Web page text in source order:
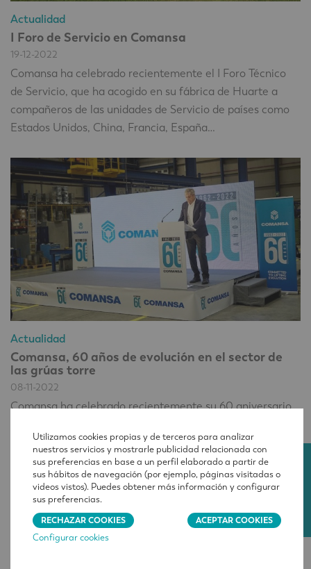
Actualidad
I Foro de Servicio en Comansa
19-12-2022
Comansa ha celebrado recientemente el I Foro Técnico
de Servicio, que ha acogido en su fábrica de Huarte a
compañeros de las unidades de Servicio de países como
Estados Unidos, China, Francia, España…
Actualidad
Comansa, 60 años de evolución en el sector de
las grúas torre
08-11-2022
Comansa ha celebrado recientemente su 60 aniversario
España como del extranjero.
Utilizamos cookies propias y de terceros para analizar
nuestros servicios y mostrarle publicidad relacionada con
sus preferencias en base a un perfil elaborado a partir de
sus hábitos de navegación (por ejemplo, páginas visitadas o
videos vistos). Puedes obtener más información y configurar
sus preferencias.
RECHAZAR COOKIES
ACEPTAR COOKIES
Configurar cookies